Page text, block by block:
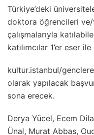
Türkiye’deki
doktora öğrencileri ve/
çalışmalarıyla
katılımcılar 1’er eser
kultur.istanbul/
olarak yapılacak
sona erecek.
Derya Yücel, Ecem
Ünal, Murat Abbas,